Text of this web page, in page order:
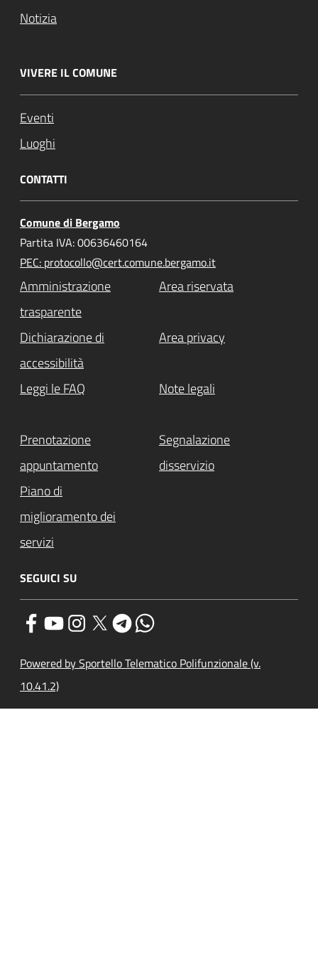
Notizia
VIVERE IL COMUNE
Eventi
Luoghi
CONTATTI
Comune di Bergamo
Partita IVA: 00636460164
PEC: protocollo@cert.comune.bergamo.it
Amministrazione
trasparente
Area riservata
Dichiarazione di
accessibilità
Area privacy
Leggi le FAQ Note legali
Prenotazione
appuntamento
Segnalazione
disservizio
Piano di
miglioramento dei
servizi
SEGUICI SU
Powered by Sportello Telematico Polifunzionale (v.
10.41.2)